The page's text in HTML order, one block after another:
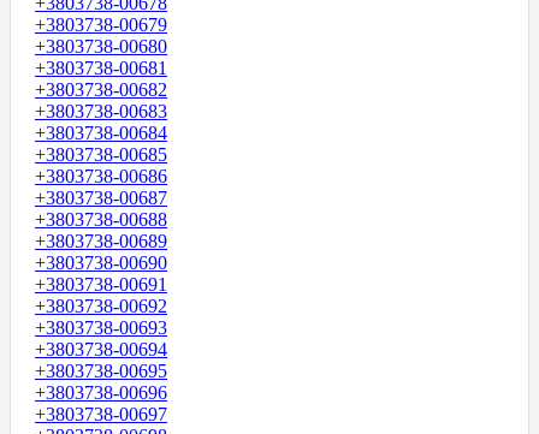
+3803738-00679
+3803738-00680
+3803738-00681
+3803738-00682
+3803738-00683
+3803738-00684
+3803738-00685
+3803738-00686
+3803738-00687
+3803738-00688
+3803738-00689
+3803738-00690
+3803738-00691
+3803738-00692
+3803738-00693
+3803738-00694
+3803738-00695
+3803738-00696
+3803738-00697